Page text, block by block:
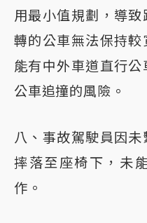
用最小值規劃，導
轉的公車無法保持
能有中外車道直行
公車追撞的風險。
八、事故駕駛員因
摔落至座椅下，未
作。